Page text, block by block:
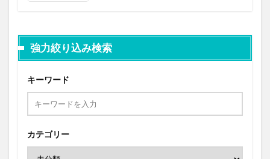
強力絞り込み検索
キーワード
カテゴリー